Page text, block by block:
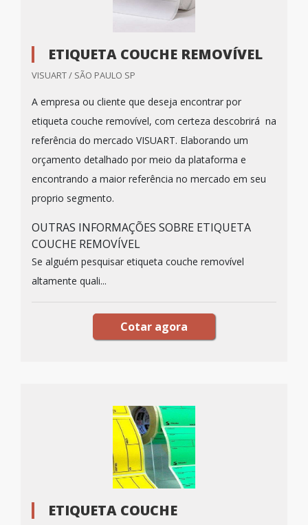
ETIQUETA COUCHE REMOVÍVEL
VISUART / SÃO PAULO SP
A empresa ou cliente que deseja encontrar por
etiqueta couche removível, com certeza descobrirá na
referência do mercado VISUART. Elaborando um
orçamento detalhado por meio da plataforma e
encontrando a maior referência no mercado em seu
proprio segmento.
OUTRAS INFORMAÇÕES SOBRE ETIQUETA
COUCHE REMOVÍVEL
Se alguém pesquisar etiqueta couche removível
altamente quali...
Cotar agora
ETIQUETA COUCHE